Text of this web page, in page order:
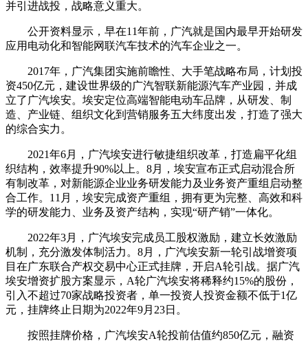
并引进战投，战略意义重大。
公开资料显示，早在11年前，广汽就是国内最早开始研发
应用电动化和智能网联汽车技术的汽车企业之一。
2017年，广汽集团实施前瞻性、大手笔战略布局，计划投
资450亿元，建设世界级的广汽智联新能源汽车产业园，并成
立了广汽埃安。埃安定位高端智能电动车品牌，从研发、制
造、产业链、组织文化到营销服务五大纬度出发，打造了强大
的综合实力。
2021年6月，广汽埃安进行敏捷组织改革，打造扁平化组
织结构，效率提升90%以上。8月，埃安宣布正式启动混合所
有制改革，对新能源企业业务研发能力及业务资产重组启动整
合工作。11月，埃安完成资产重组，拥有更为完整、高效和科
学的研发能力、业务及资产结构，实现“研产销”一体化。
2022年3月，广汽埃安完成员工股权激励，建立长效激励
机制，充分激发体制活力。8月，广汽埃安新一轮引战增资项
目在广东联合产权交易中心正式挂牌，开启A轮引战。据广汽
埃安增资扩股方案显示，A轮广汽埃安将稀释约15%的股份，
引入不超过70家战略投资者，单一投资人投资金额不低于1亿
元，挂牌终止日期为2022年9月23日。
按照挂牌价格，广汽埃安A轮投前估值约850亿元，融资